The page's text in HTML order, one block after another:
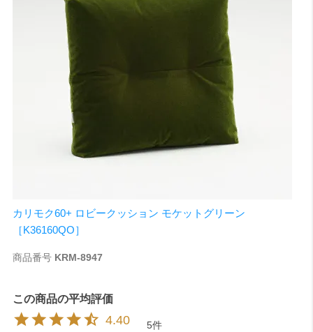
カリモク60+ ロビークッション モケットグリーン
［K36160QO］
商品番号 KRM-8947
4.40 5